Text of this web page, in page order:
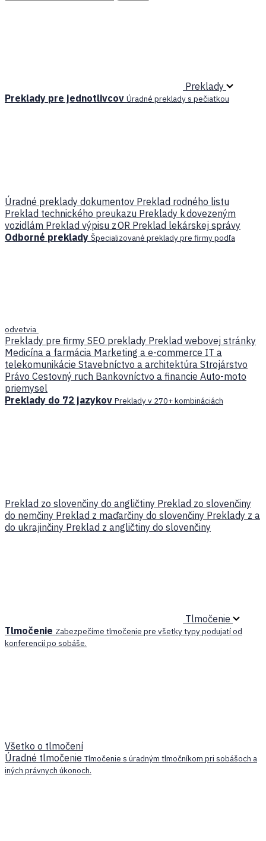
Preklady
Preklady pre jednotlivcov Úradné preklady s pečiatkou
Úradné preklady dokumentov Preklad rodného listu
Preklad technického preukazu Preklady k dovezeným
vozidlám Preklad výpisu z OR Preklad lekárskej správy
Odborné preklady Špecializované preklady pre firmy podľa
odvetvia
Preklady pre firmy SEO preklady Preklad webovej stránky
Medicína a farmácia Marketing a e-commerce IT a
telekomunikácie Stavebníctvo a architektúra Strojárstvo
Právo Cestovný ruch Bankovníctvo a financie Auto-moto
priemysel
Preklady do 72 jazykov Preklady v 270+ kombináciách
Preklad zo slovenčiny do angličtiny Preklad zo slovenčiny
do nemčiny Preklad z maďarčiny do slovenčiny Preklady z a
do ukrajinčiny Preklad z angličtiny do slovenčiny
Tlmočenie
Tlmočenie Zabezpečíme tlmočenie pre všetky typy podujatí od
konferencií po sobáše.
Všetko o tlmočení
Úradné tlmočenieTlmočenie s úradným tlmočníkom pri sobášoch a
iných právnych úkonoch.